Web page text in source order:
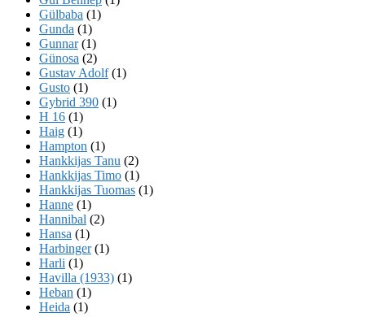
Gülbaba (1)
Gunda (1)
Gunnar(1)
Günosa (2)
Gustav Adolf(1)
Gusto (1)
Gybrid 390 (1)
H 16 (1)
Haig (1)
Hampton (1)
Hankkijas Tanu (2)
Hankkijas Timo (1)
Hankkijas Tuomas (1)
Hanne (1)
Hannibal (2)
Hansa (1)
Harbinger(1)
Harli (1)
Havilla (1933) (1)
Heban (1)
Heida (1)